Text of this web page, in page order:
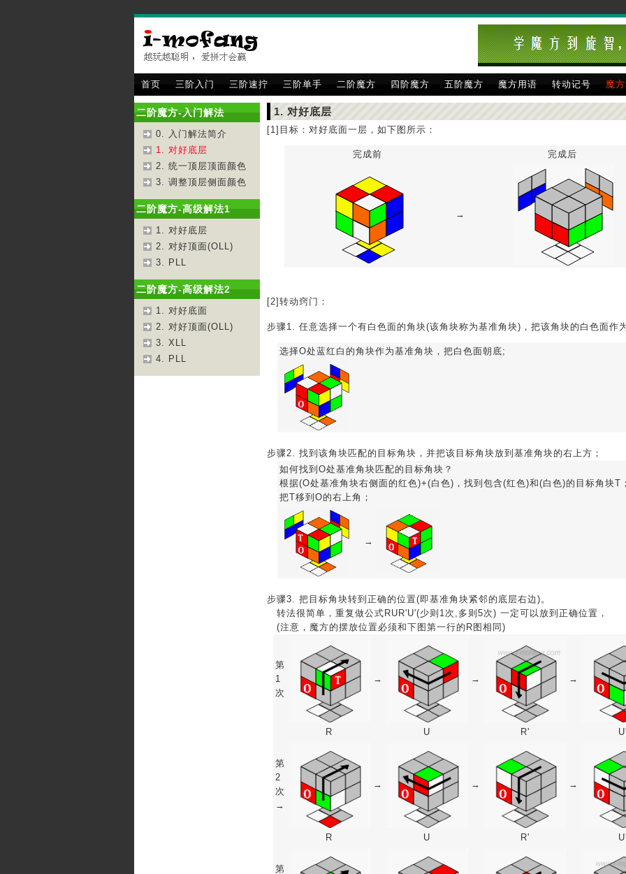
首页 三阶入门 三阶速拧 三阶单手 二阶魔方 四阶魔方 五阶魔方 魔方用语 转动记号 魔
二阶魔方-入门解法
0. 入门解法简介
1. 对好底层
2. 统一顶层顶面颜色
3. 调整顶层侧面颜色
二阶魔方-高级解法1
1. 对好底层
2. 对好顶面(OLL)
3. PLL
二阶魔方-高级解法2
1. 对好底面
2. 对好顶面(OLL)
3. XLL
4. PLL
1. 对好底层
[1]目标：对好底面一层，如下图所示：
完成前 完成后
→
[2]转动窍门：
步骤1. 任意选择一个有白色面的角块(该角块称为基准角块)，把该角块的白色面作
选择O处蓝红白的角块作为基准角块，把白色面朝底;
步骤2. 找到该角块匹配的目标角块，并把该目标角块放到基准角块的右上方；
如何找到O处基准角块匹配的目标角块？
根据(O处基准角块右侧面的红色)+(白色)，找到包含(红色)和(白色)的目标角块T
把T移到O的右上角；
→
步骤3. 把目标角块转到正确的位置(即基准角块紧邻的底层右边)。
转法很简单，重复做公式RUR'U'(少则1次,多则5次) 一定可以放到正确位置，
(注意，魔方的摆放位置必须和下图第一行的R图相同)
第
1
次
→ → →
R U R'
第
2
次
→
→ → →
R U R'
第